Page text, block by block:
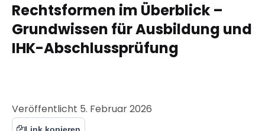
Rechtsformen im Überblick –
Grundwissen für Ausbildung und
IHK-Abschlussprüfung
Veröffentlicht 5. Februar 2026